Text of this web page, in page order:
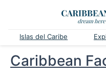
Islas del Caribe
Caribbean